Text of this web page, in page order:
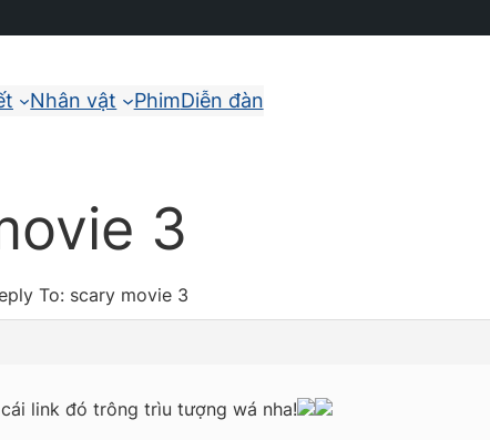
Nhân vật PhimDiễn đàn
3
To: scary movie 3
link đó trông trìu tượng wá nha!